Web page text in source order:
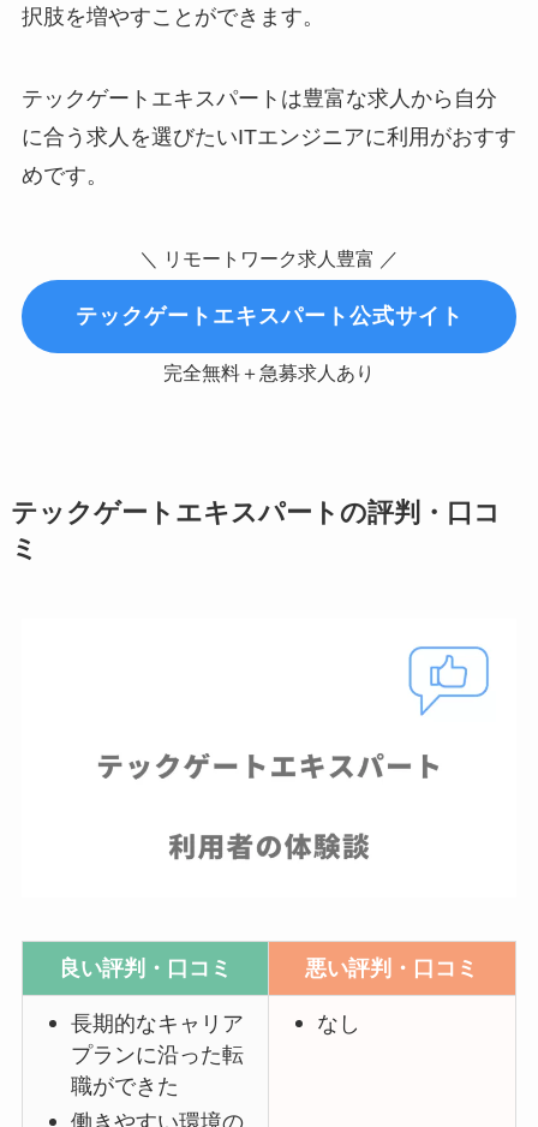
択肢を増やすことができます。
テックゲートエキスパートは豊富な求人から自分
に合う求人を選びたいITエンジニアに利用がおすす
めです。
＼ リモートワーク求人豊富 ／
テックゲートエキスパート公式サイト
完全無料＋急募求人あり
テックゲートエキスパートの評判・口コ
ミ
良い評判・口コミ 悪い評判・口コミ
長期的なキャリア
プランに沿った転
職ができた
なし